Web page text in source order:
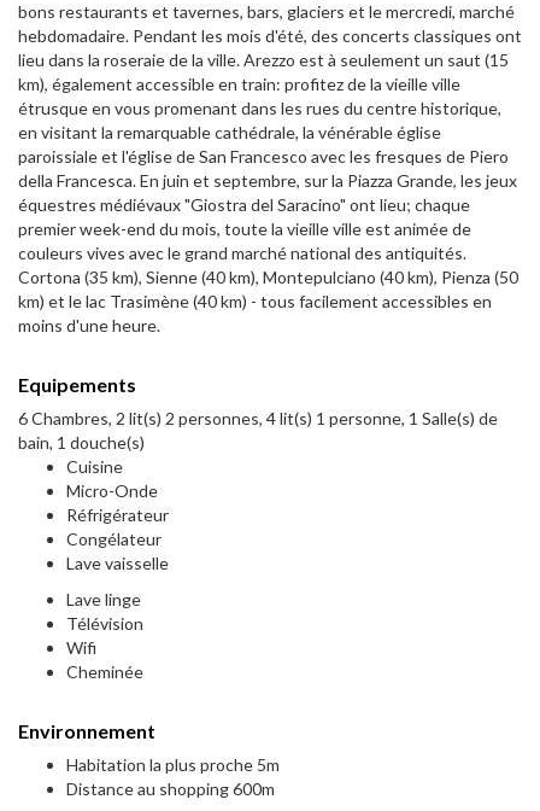
bons restaurants et tavernes, bars, glaciers et le mercredi, marché
hebdomadaire. Pendant les mois d'été, des concerts classiques ont
lieu dans la roseraie de la ville. Arezzo est à seulement un saut (15
km), également accessible en train: profitez de la vieille ville
étrusque en vous promenant dans les rues du centre historique,
en visitant la remarquable cathédrale, la vénérable église
paroissiale et l'église de San Francesco avec les fresques de Piero
della Francesca. En juin et septembre, sur la Piazza Grande, les jeux
équestres médiévaux "Giostra del Saracino" ont lieu; chaque
premier week-end du mois, toute la vieille ville est animée de
couleurs vives avec le grand marché national des antiquités.
Cortona (35 km), Sienne (40 km), Montepulciano (40 km), Pienza (50
km) et le lac Trasimène (40 km) - tous facilement accessibles en
moins d'une heure.
Equipements
6 Chambres, 2 lit(s) 2 personnes, 4 lit(s) 1 personne, 1 Salle(s) de
bain, 1 douche(s)
Cuisine
Micro-Onde
Réfrigérateur
Congélateur
Lave vaisselle
Lave linge
Télévision
Wifi
Cheminée
Environnement
Habitation la plus proche 5m
Distance au shopping 600m